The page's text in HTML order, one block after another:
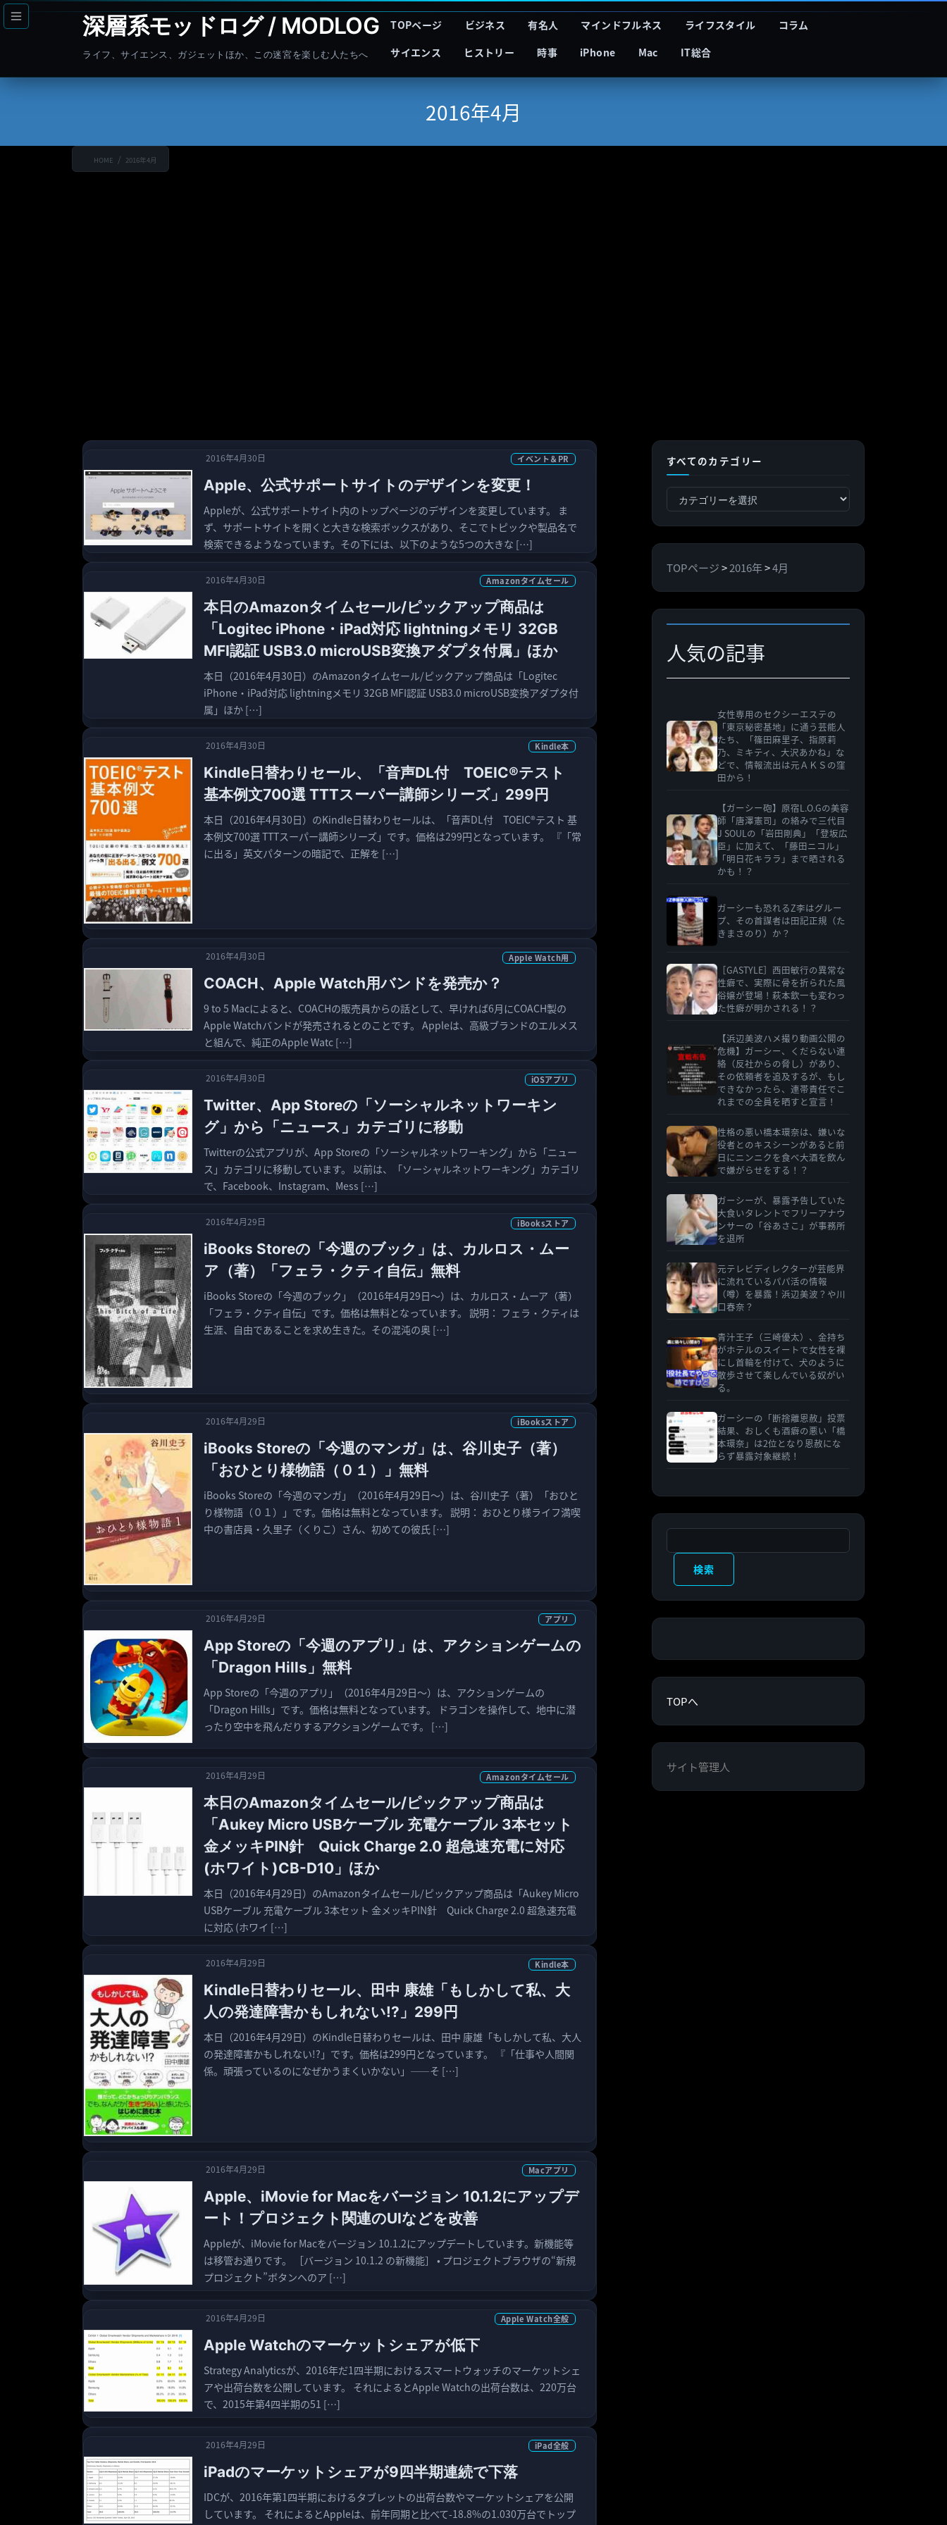
コ
ン
ナ
ビ
深層系モッドログ / MODLOG
ライフ、サイエンス、ガジェットほか、この迷宮を楽しむ人たちへ
TOPページ ビジネス 有名人 マインドフルネス ライフスタイル
コラム
サイエンス
ヒストリー 時事 iPhone Mac IT総合
2016年4月
HOME 2016年4月
2016年4月30日 イベント＆PR
Apple、公式サポートサイトのデザインを変更！
Appleが、公式サポートサイト内のトップページのデザインを変更しています。 ま
ず、サポートサイトを開くと大きな検索ボックスがあり、そこでトピックや製品名で
検索できるようなっています。その下には、以下のような5つの大きな […]
2016年4月30日 Amazonタイムセール
本日のAmazonタイムセール/ピックアップ商品は
「Logitec iPhone・iPad対応 lightningメモリ 32GB
MFI認証 USB3.0 microUSB変換アダプタ付属」ほか
本日（2016年4月30日）のAmazonタイムセール/ピックアップ商品は「Logitec
iPhone・iPad対応 lightningメモリ 32GB MFI認証 USB3.0 microUSB変換アダプタ付
属」ほか […]
2016年4月30日 Kindle本
Kindle日替わりセール、「音声DL付 TOEIC®テスト
基本例文700選 TTTスーパー講師シリーズ」299円
本日（2016年4月30日）のKindle日替わりセールは、「音声DL付 TOEIC®テスト 基
本例文700選 TTTスーパー講師シリーズ」です。価格は299円となっています。 『「常
に出る」英文パターンの暗記で、正解を […]
2016年4月30日 Apple Watch用
COACH、Apple Watch用バンドを発売か？
9 to 5 Macによると、COACHの販売員からの話として、早ければ6月にCOACH製の
Apple Watchバンドが発売されるとのことです。 Appleは、高級ブランドのエルメス
と組んで、純正のApple Watc […]
2016年4月30日 iOSアプリ
Twitter、App Storeの「ソーシャルネットワーキン
グ」から「ニュース」カテゴリに移動
Twitterの公式アプリが、App Storeの「ソーシャルネットワーキング」から「ニュー
ス」カテゴリに移動しています。 以前は、「ソーシャルネットワーキング」カテゴリ
で、Facebook、Instagram、Mess […]
2016年4月29日 iBooksストア
iBooks Storeの「今週のブック」は、カルロス・ムー
ア（著）「フェラ・クティ自伝」無料
iBooks Storeの「今週のブック」（2016年4月29日〜）は、カルロス・ムーア（著）
「フェラ・クティ自伝」です。価格は無料となっています。 説明： フェラ・クティは
生涯、自由であることを求め生きた。その混沌の奥 […]
2016年4月29日 iBooksストア
iBooks Storeの「今週のマンガ」は、谷川史子（著）
「おひとり様物語（０１）」無料
iBooks Storeの「今週のマンガ」（2016年4月29日〜）は、谷川史子（著）「おひと
り様物語（０１）」です。価格は無料となっています。 説明： おひとり様ライフ満喫
中の書店員・久里子（くりこ）さん、初めての彼氏 […]
2016年4月29日 アプリ
App Storeの「今週のアプリ」は、アクションゲームの
「Dragon Hills」無料
App Storeの「今週のアプリ」（2016年4月29日〜）は、アクションゲームの
「Dragon Hills」です。価格は無料となっています。 ドラゴンを操作して、地中に潜
ったり空中を飛んだりするアクションゲームです。 […]
2016年4月29日 Amazonタイムセール
本日のAmazonタイムセール/ピックアップ商品は
「Aukey Micro USBケーブル 充電ケーブル 3本セット
金メッキPIN針 Quick Charge 2.0 超急速充電に対応
(ホワイト)CB-D10」ほか
本日（2016年4月29日）のAmazonタイムセール/ピックアップ商品は「Aukey Micro
USBケーブル 充電ケーブル 3本セット 金メッキPIN針 Quick Charge 2.0 超急速充電
に対応 (ホワイ […]
2016年4月29日 Kindle本
Kindle日替わりセール、田中 康雄「もしかして私、大
人の発達障害かもしれない!?」299円
本日（2016年4月29日）のKindle日替わりセールは、田中 康雄「もしかして私、大人
の発達障害かもしれない!?」です。価格は299円となっています。 『「仕事や人間関
係。頑張っているのになぜかうまくいかない」――そ […]
2016年4月29日 Macアプリ
Apple、iMovie for Macをバージョン 10.1.2にアップデ
ート！プロジェクト関連のUIなどを改善
Appleが、iMovie for Macをバージョン 10.1.2にアップデートしています。新機能等
は移管お通りです。 ［バージョン 10.1.2 の新機能］ • プロジェクトブラウザの“新規
プロジェクト”ボタンへのア […]
2016年4月29日 Apple Watch全般
Apple Watchのマーケットシェアが低下
Strategy Analyticsが、2016年だ1四半期におけるスマートウォッチのマーケットシェ
アや出荷台数を公開しています。 それによるとApple Watchの出荷台数は、220万台
で、2015年第4四半期の51 […]
2016年4月29日 iPad全般
iPadのマーケットシェアが9四半期連続で下落
IDCが、2016年第1四半期におけるタブレットの出荷台数やマーケットシェアを公開
しています。 それによるとAppleは、前年同期と比べて-18.8%の1.030万台でトップ
すべてのカテゴリー
べ
カ
テ
ゴ
リ
ー
TOPページ>2016年>4月
人気の記事
女性専用のセクシーエステの
「東京秘密基地」に通う芸能人
たち、「篠田麻里子、指原莉
乃、ミキティ、大沢あかね」な
どで、情報流出は元ＡＫＳの窪
田から！
【ガーシー砲】原宿L.O.Gの美容
師「唐澤憲司」の絡みで三代目
J SOULの「岩田剛典」「登坂広
臣」に加えて、「藤田ニコル」
「明日花キララ」まで晒される
かも！？
ガーシーも恐れるZ李はグルー
プ、その首謀者は田記正規（た
きまさのり）か？
［GASTYLE］西田敏行の異常な
性癖で、実際に骨を折られた風
俗嬢が登場！萩本欽一も変わっ
た性癖が明かされる！？
【浜辺美波ハメ撮り動画公開の
危機】ガーシー、くだらない連
絡（反社からの脅し）があり、
その依頼者を追及するが、もし
できなかったら、連帯責任でこ
れまでの全員を晒すと宣言！
性格の悪い橋本環奈は、嫌いな
役者とのキスシーンがあると前
日にニンニクを食べ大酒を飲ん
で嫌がらせをする！？
ガーシーが、暴露予告していた
大食いタレントでフリーアナウ
ンサーの「谷あさこ」が事務所
を退所
元テレビディレクターが芸能界
に流れているパパ活の情報
（噂）を暴露！浜辺美波？や川
口春奈？
青汁王子（三崎優太）、金持ち
がホテルのスイートで女性を裸
にし首輪を付けて、犬のように
散歩させて楽しんでいる奴がい
る。
ガーシーの「断捨離恩赦」投票
結果、おしくも酒癖の悪い「橋
本環奈」は2位となり恩赦にな
らず暴露対象継続！
検索
TOPへ
サイト管理人